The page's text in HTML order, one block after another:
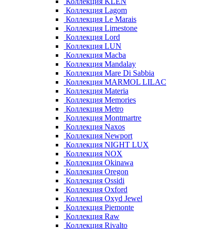
Коллекция Lagom
Коллекция Le Marais
Коллекция Limestone
Коллекция Lord
Коллекция LUN
Коллекция Macba
Коллекция Mandalay
Коллекция Mare Di Sabbia
Коллекция MARMOL LILAC
Коллекция Materia
Коллекция Memories
Коллекция Metro
Коллекция Montmartre
Коллекция Naxos
Коллекция Newport
Коллекция NIGHT LUX
Коллекция NOX
Коллекция Okinawa
Коллекция Oregon
Коллекция Ossidi
Коллекция Oxford
Коллекция Oxyd Jewel
Коллекция Piemonte
Коллекция Raw
Коллекция Rivalto